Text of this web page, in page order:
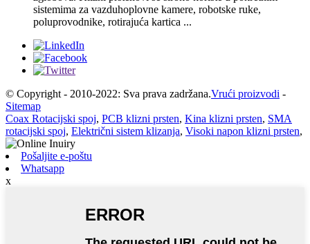
sistemima za vazduhoplovne kamere, robotske ruke,
poluprovodnike, rotirajuća kartica ...
© Copyright - 2010-2022: Sva prava zadržana.Vrući proizvodi -
Sitemap
Coax Rotacijski spoj, PCB klizni prsten, Kina klizni prsten, SMA
rotacijski spoj, Električni sistem klizanja, Visoki napon klizni prsten,
Pošaljite e-poštu
Whatsapp
x